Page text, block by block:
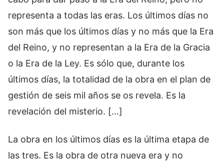
representa a todas las eras. Los últimos días no
son más que los últimos días y no más que la Era
del Reino, y no representan a la Era de la Gracia
o la Era de la Ley. Es sólo que, durante los
últimos días, la totalidad de la obra en el plan de
gestión de seis mil años se os revela. Es la
revelación del misterio. […]
La obra en los últimos días es la última etapa de
las tres. Es la obra de otra nueva era y no